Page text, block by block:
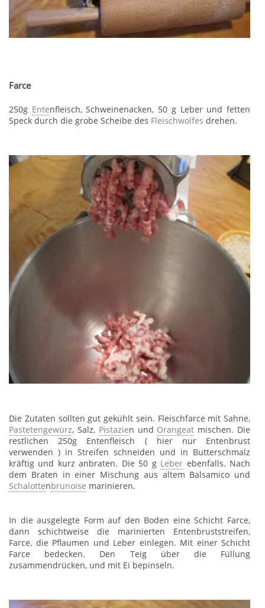
Farce
250g Entenfleisch, Schweinenacken, 50 g Leber und fetten
Speck durch die grobe Scheibe des Fleischwolfes drehen.
Die Zutaten sollten gut gekühlt sein. Fleischfarce mit Sahne,
Pastetengewürz, Salz, Pistazien und Orangeat mischen. Die
restlichen 250g Entenfleisch ( hier nur Entenbrust
verwenden ) in Streifen schneiden und in Butterschmalz
kräftig und kurz anbraten. Die 50 g Leber ebenfalls. Nach
dem Braten in einer Mischung aus altem Balsamico und
Schalottenbrunoise marinieren.
In die ausgelegte Form auf den Boden eine Schicht Farce,
dann schichtweise die marinierten Entenbruststreifen,
Farce, die Pflaumen und Leber einlegen. Mit einer Schicht
Farce bedecken. Den Teig über die Füllung
zusammendrücken, und mit Ei bepinseln.